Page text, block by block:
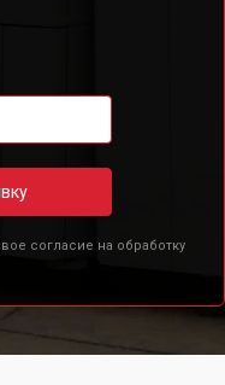
согласие на обработку